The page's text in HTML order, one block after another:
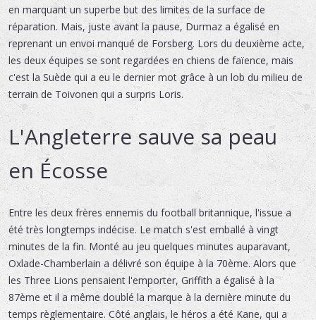
en marquant un superbe but des limites de la surface de
réparation. Mais, juste avant la pause, Durmaz a égalisé en
reprenant un envoi manqué de Forsberg. Lors du deuxième acte,
les deux équipes se sont regardées en chiens de faïence, mais
c'est la Suède qui a eu le dernier mot grâce à un lob du milieu de
terrain de Toivonen qui a surpris Loris.
L'Angleterre sauve sa peau
en Écosse
Entre les deux frères ennemis du football britannique, l'issue a
été très longtemps indécise. Le match s'est emballé à vingt
minutes de la fin. Monté au jeu quelques minutes auparavant,
Oxlade-Chamberlain a délivré son équipe à la 70ème. Alors que
les Three Lions pensaient l'emporter, Griffith a égalisé à la
87ème et il a même doublé la marque à la dernière minute du
temps règlementaire. Côté anglais, le héros a été Kane, qui a